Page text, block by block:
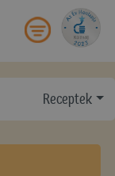
Receptek